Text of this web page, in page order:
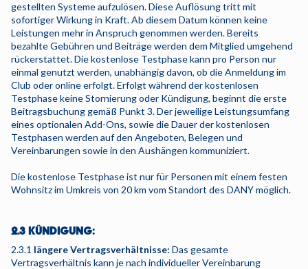
gestellten Systeme aufzulösen. Diese Auflösung tritt mit
sofortiger Wirkung in Kraft. Ab diesem Datum können keine
Leistungen mehr in Anspruch genommen werden. Bereits
bezahlte Gebühren und Beiträge werden dem Mitglied umgehend
rückerstattet. Die kostenlose Testphase kann pro Person nur
einmal genutzt werden, unabhängig davon, ob die Anmeldung im
Club oder online erfolgt. Erfolgt während der kostenlosen
Testphase keine Stornierung oder Kündigung, beginnt die erste
Beitragsbuchung gemäß Punkt 3. Der jeweilige Leistungsumfang
eines optionalen Add-Ons, sowie die Dauer der kostenlosen
Testphasen werden auf den Angeboten, Belegen und
Vereinbarungen sowie in den Aushängen kommuniziert.
Die kostenlose Testphase ist nur für Personen mit einem festen
Wohnsitz im Umkreis von 20 km vom Standort des DANY möglich.
2.3 KÜNDIGUNG:
2.3.1 längere Vertragsverhältnisse: Das gesamte
Vertragsverhältnis kann je nach individueller Vereinbarung